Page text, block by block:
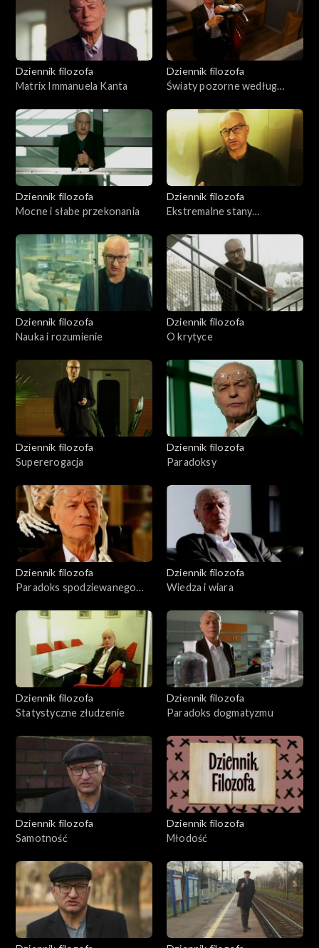
Dziennik filozofa
Matrix Immanuela Kanta
Dziennik filozofa
Światy pozorne według
Dziennik filozofa
Mocne i słabe przekonania
Dziennik filozofa
Ekstremalne stany
Dziennik filozofa
Nauka i rozumienie
Dziennik filozofa
O krytyce
Dziennik filozofa
Supererogacja
Dziennik filozofa
Paradoksy
Dziennik filozofa
Paradoks spodziewanego
Dziennik filozofa
Wiedza i wiara
Dziennik filozofa
Statystyczne złudzenie
Dziennik filozofa
Paradoks dogmatyzmu
Dziennik filozofa
Samotność
Dziennik filozofa
Młodość